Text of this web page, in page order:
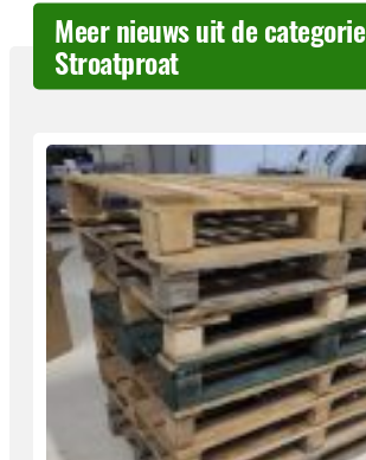
Meer nieuws uit de categorie
Stroatproat